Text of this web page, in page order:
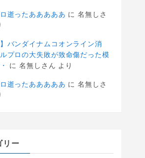
逝ったあああああ に名無しさ
】バンダイナムコオンライン消
プロの大失敗が致命傷だった模
に名無しさん より
逝ったあああああ に名無しさ
リー